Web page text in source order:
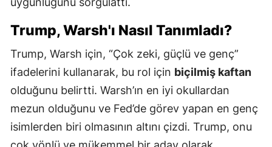
Trump, Warsh'ı Nasıl Tanımladı?
Trump, Warsh için, “Çok zeki, güçlü ve genç”
ifadelerini kullanarak, bu rol için biçilmiş kaftan
olduğunu belirtti. Warsh’ın en iyi okullardan
mezun olduğunu ve Fed’de görev yapan en genç
isimlerden biri olmasının altını çizdi. Trump, onu